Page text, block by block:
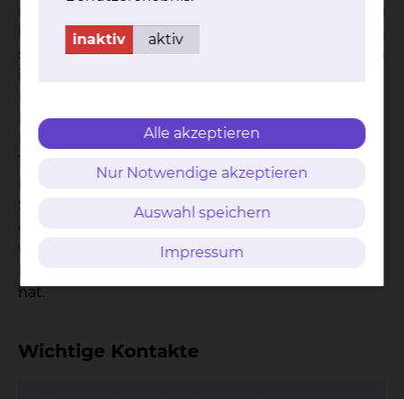
her. Sind Sie nicht auf einer Station in Behandlung,
sondern kommen immer wieder von zu Hause aus
Medizinische Versorgungszentrum (MVZ) wenden.
Hier unterstützt Sie Herr Dr. Wagner aus unserem
Team bei Problemen oder Schwierigkeiten, was
Ihre Krebserkrankung betrifft. Im Einzelfall können
Sie auch nach Ihrer Behandlung auf der Station
ein oder zwei Nachfolgetermine mit dem Kollegen
vereinbaren, der bereits während des
hat.
Wichtige Kontakte
inaktiv aktiv
Alle akzeptieren
Nur Notwendige akzeptieren
Auswahl speichern
Impressum